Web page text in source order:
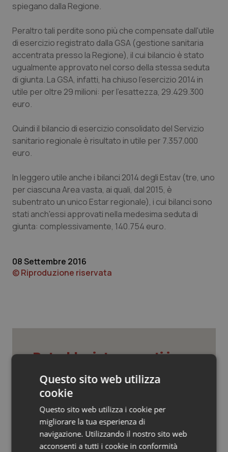
Piemonte
Provincia Autonoma di Bolzano
Provincia Autonoma di Trento
Puglia
Sicilia
Toscana
Umbria
Valle D’Aosta
HIV
Infezioni & Febbre
Ipertensione & Scompenso
Malattie rare
Neuroscienze & patologie neurodegenerative
Obesità
Oftalmologia
Oncodermatologia
Oncologia & Nutrizione
Quotidiano Cardiologia
Quotidiano Chirurgia
Quotidiano Oncologia
Quotidiano Pediatria
Rene & patologie urogenitali
spiegano dalla Regione.
Peraltro tali perdite sono più che compensate dall'utile
di esercizio registrato dalla GSA (gestione sanitaria
accentrata presso la Regione), il cui bilancio è stato
ugualmente approvato nel corso della stessa seduta
di giunta. La GSA, infatti, ha chiuso l'esercizio 2014 in
utile per oltre 29 milioni: per l'esattezza, 29.429.300
euro.
Quindi il bilancio di esercizio consolidato del Servizio
sanitario regionale è risultato in utile per 7.357.000
euro.
In leggero utile anche i bilanci 2014 degli Estav (tre, uno
per ciascuna Area vasta, ai quali, dal 2015, è
subentrato un unico Estar regionale), i cui bilanci sono
stati anch'essi approvati nella medesima seduta di
giunta: complessivamente, 140.754 euro.
08 Settembre 2016
© Riproduzione riservata
Potrebbe interessarti in
Regioni e Asl
Cresce la ricerca in Emilia-Romagna:
nel 2025 condotti 1.530 studi, il
numero più alto degli ultimi cinque
anni
Questo sito web utilizza
cookie
Questo sito web utilizza i cookie per
migliorare la tua esperienza di
navigazione. Utilizzando il nostro sito web
acconsenti a tutti i cookie in conformità